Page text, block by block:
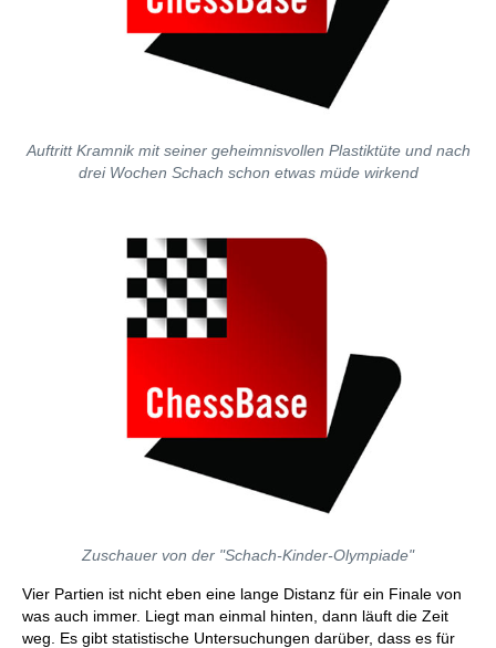
Auftritt Kramnik mit seiner geheimnisvollen Plastiktüte und nach
drei Wochen Schach schon etwas müde wirkend
Zuschauer von der "Schach-Kinder-Olympiade"
Vier Partien ist nicht eben eine lange Distanz für ein Finale von
was auch immer. Liegt man einmal hinten, dann läuft die Zeit
weg. Es gibt statistische Untersuchungen darüber, dass es für